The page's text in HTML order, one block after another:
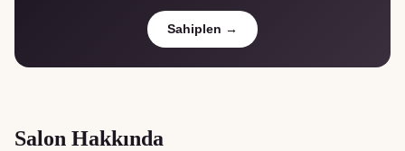
Salon Hakkında
Sahiplen →